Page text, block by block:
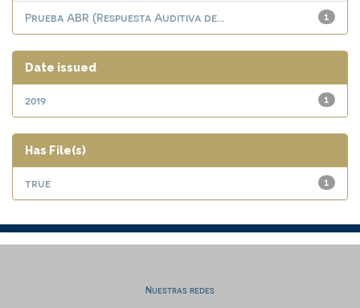
1
Prueba ABR (Respuesta Auditiva de...
Date issued
1
2019
Has File(s)
1
true
Nuestras redes